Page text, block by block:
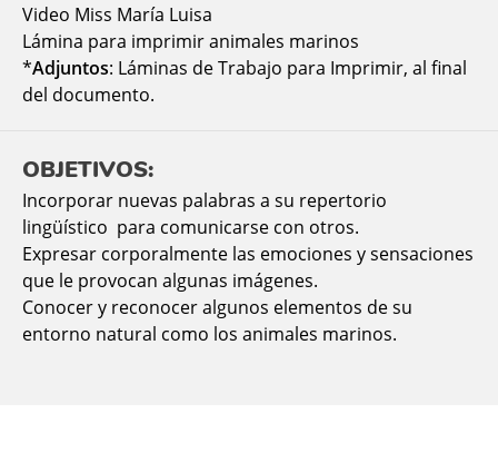
Video Miss María Luisa
Lámina para imprimir animales marinos
*Adjuntos: Láminas de Trabajo para Imprimir, al final
del documento.
OBJETIVOS:
Incorporar nuevas palabras a su repertorio
lingüístico para comunicarse con otros.
Expresar corporalmente las emociones y sensaciones
que le provocan algunas imágenes.
Conocer y reconocer algunos elementos de su
entorno natural como los animales marinos.